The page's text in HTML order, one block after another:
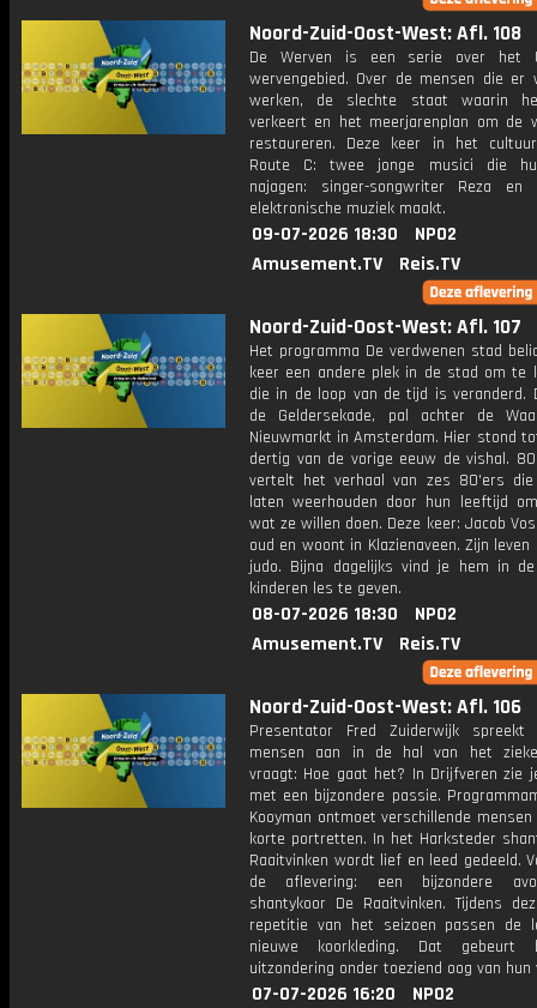
Noord-Zuid-Oost-West: Afl. 108
De Werven is een serie over het
wervengebied. Over de mensen die er
werken, de slechte staat waarin
verkeert en het meerjarenplan om de
restaureren. Deze keer in het
Route C: twee jonge musici die
najagen: singer-songwriter Reza en
elektronische muziek maakt.
09-07-2026 18:30
NPO2
Amusement.TV
Reis.TV
Noord-Zuid-Oost-West: Afl. 107
Het programma De verdwenen stad
keer een andere plek in de stad om te
die in de loop van de tijd is veranderd.
de Geldersekade, pal achter de
Nieuwmarkt in Amsterdam. Hier stond
dertig van de vorige eeuw de vishal.
vertelt het verhaal van zes 80'ers
laten weerhouden door hun leeftijd
wat ze willen doen. Deze keer: Jacob
oud en woont in Klazienaveen. Zijn
judo. Bijna dagelijks vind je hem in
kinderen les te geven.
08-07-2026 18:30
NPO2
Amusement.TV
Reis.TV
Noord-Zuid-Oost-West: Afl. 106
Presentator Fred Zuiderwijk spreekt
mensen aan in de hal van het
vraagt: Hoe gaat het? In Drijfveren zie
met een bijzondere passie.
Kooyman ontmoet verschillende
korte portretten. In het Harksteder
Raaitvinken wordt lief en leed gedeeld.
de aflevering: een bijzondere
shantykoor De Raaitvinken. Tijdens
repetitie van het seizoen passen de
nieuwe koorkleding. Dat gebeurt
uitzondering onder toeziend oog van hun
07-07-2026 16:20
NPO2